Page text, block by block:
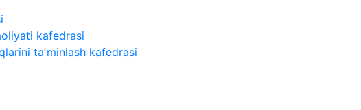
kafedrasi
taʼminlash kafedrasi